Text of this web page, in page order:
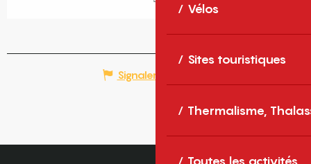
Vélos
Sites touristiques
Thermalisme,
Toutes les activités
Signaler une erreur